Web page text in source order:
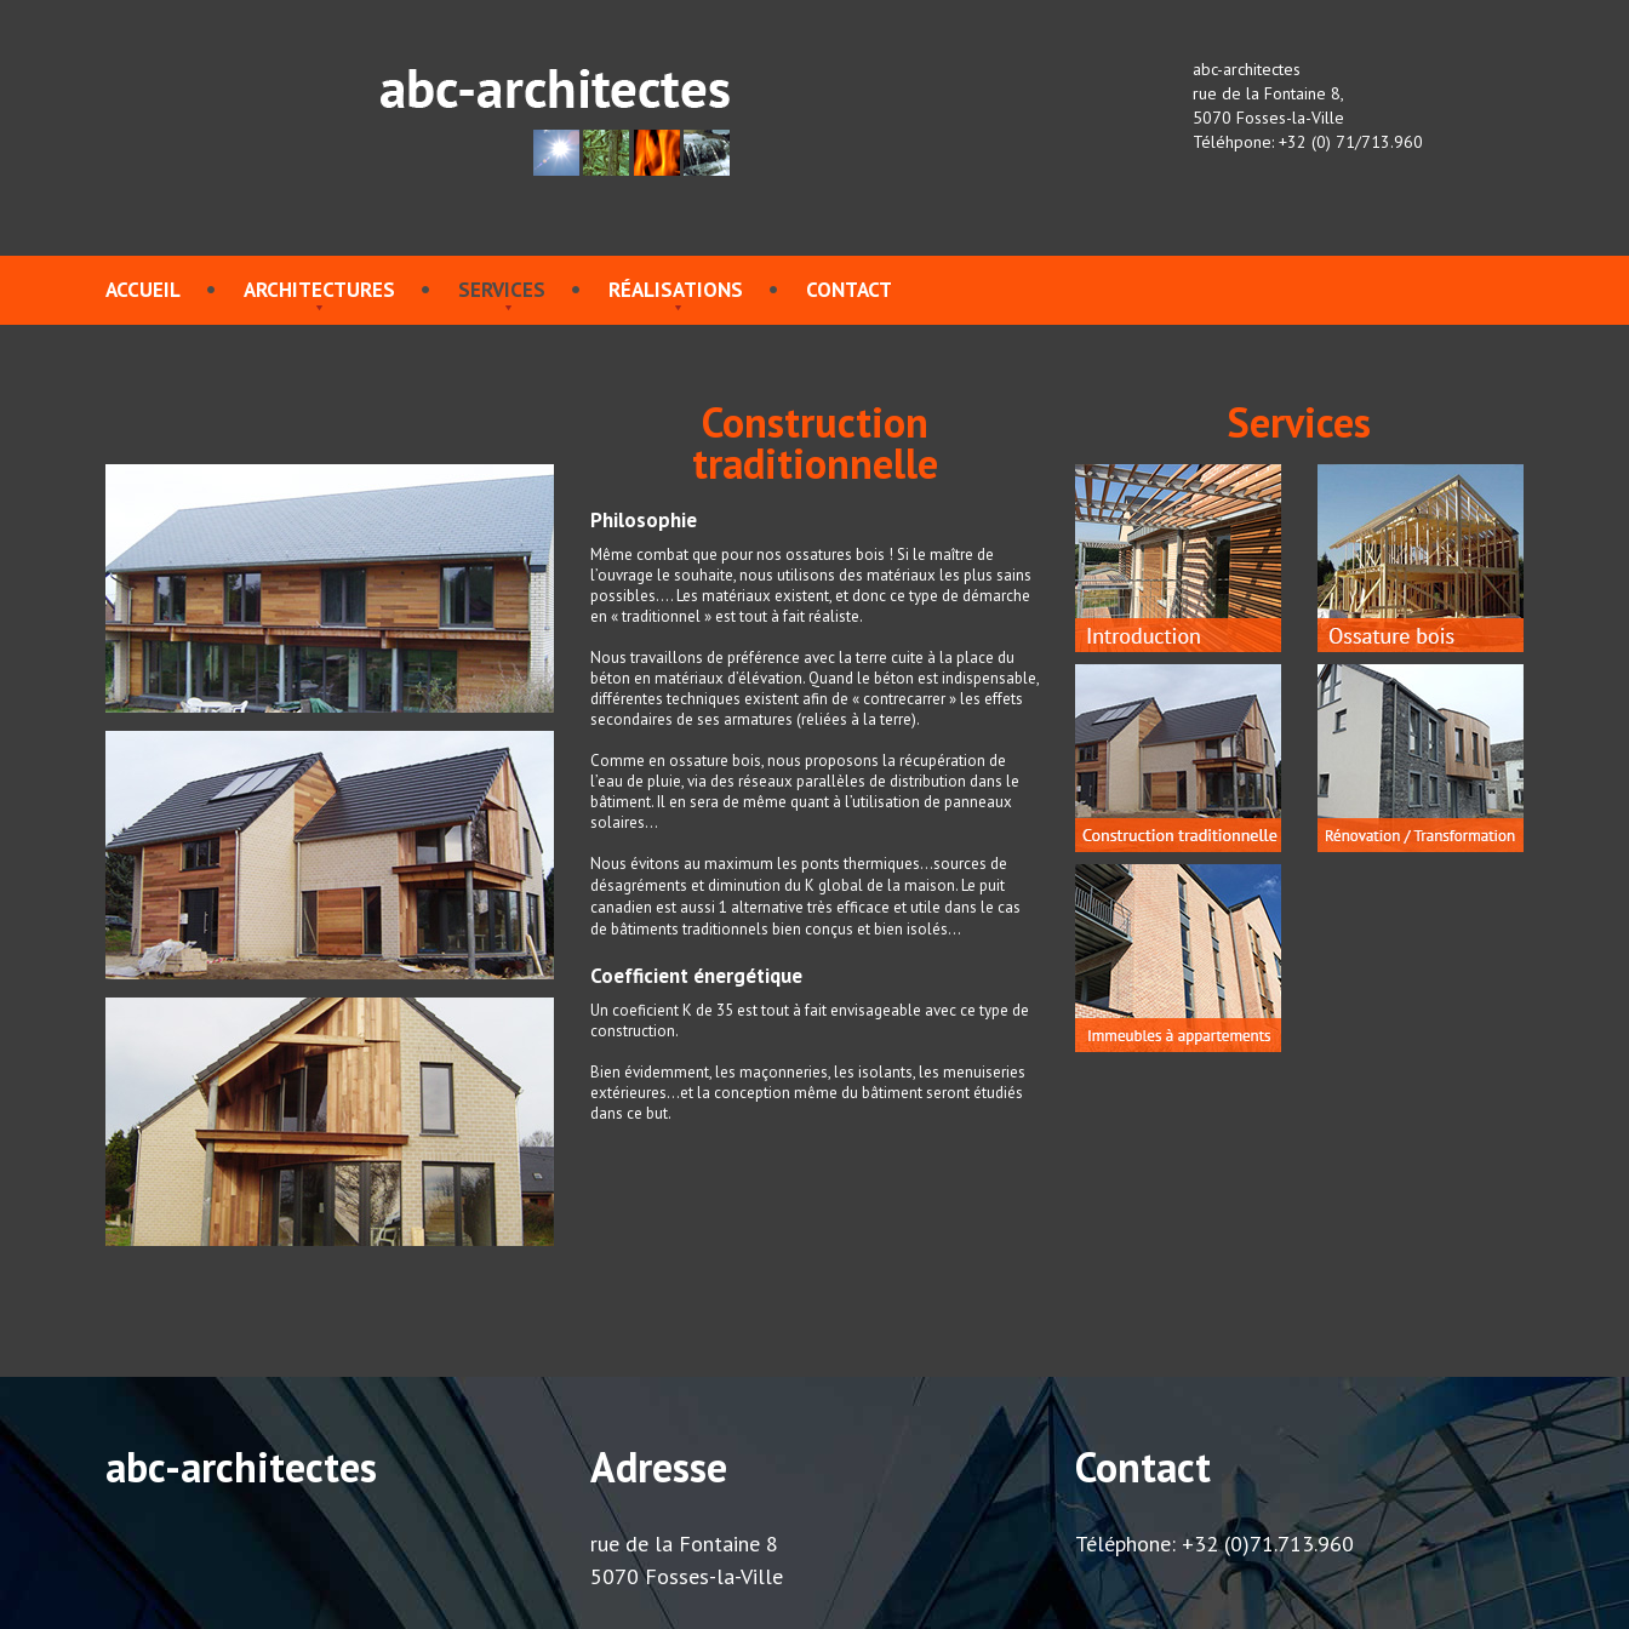
abc-architectes
rue de la Fontaine 8,
5070 Fosses-la-Ville
Téléhpone: +32 (0) 71/713.960
ACCUEIL ARCHITECTURES SERVICES RÉALISATIONS CONTACT
Construction
traditionnelle
Philosophie
Même combat que pour nos ossatures bois ! Si le maître de
l’ouvrage le souhaite, nous utilisons des matériaux les plus sains
possibles…. Les matériaux existent, et donc ce type de démarche
en « traditionnel » est tout à fait réaliste.
Nous travaillons de préférence avec la terre cuite à la place du
béton en matériaux d’élévation. Quand le béton est indispensable,
différentes techniques existent afin de « contrecarrer » les effets
secondaires de ses armatures (reliées à la terre).
Comme en ossature bois, nous proposons la récupération de
l’eau de pluie, via des réseaux parallèles de distribution dans le
bâtiment. Il en sera de même quant à l’utilisation de panneaux
solaires…
Nous évitons au maximum les ponts thermiques…sources de
désagréments et diminution du K global de la maison. Le puit
canadien est aussi 1 alternative très efficace et utile dans le cas
de bâtiments traditionnels bien conçus et bien isolés…
Coefficient énergétique
Un coeficient K de 35 est tout à fait envisageable avec ce type de
construction.
Bien évidemment, les maçonneries, les isolants, les menuiseries
extérieures…et la conception même du bâtiment seront étudiés
dans ce but.
Services
abc-architectes Adresse
rue de la Fontaine 8
5070 Fosses-la-Ville
Contact
Téléphone: +32 (0)71.713.960